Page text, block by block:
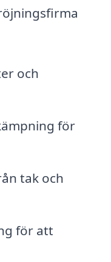
och
för
tak och
för att